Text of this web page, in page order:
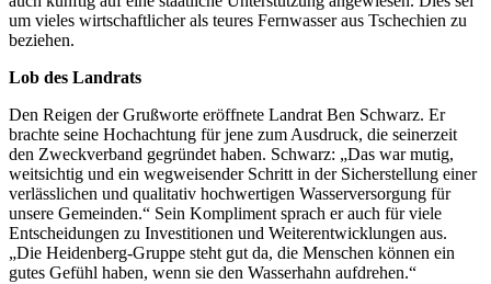
um vieles wirtschaftlicher als teures Fernwasser aus Tschechien zu
beziehen.
Lob des Landrats
Den Reigen der Grußworte eröffnete Landrat Ben Schwarz. Er
brachte seine Hochachtung für jene zum Ausdruck, die seinerzeit
den Zweckverband gegründet haben. Schwarz: „Das war mutig,
weitsichtig und ein wegweisender Schritt in der Sicherstellung einer
verlässlichen und qualitativ hochwertigen Wasserversorgung für
unsere Gemeinden.“ Sein Kompliment sprach er auch für viele
Entscheidungen zu Investitionen und Weiterentwicklungen aus.
„Die Heidenberg-Gruppe steht gut da, die Menschen können ein
gutes Gefühl haben, wenn sie den Wasserhahn aufdrehen.“